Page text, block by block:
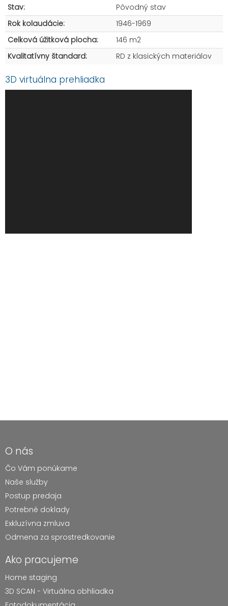
Stav:
Pôvodný stav
Rok kolaudácie:
1946-1969
Celková úžitková plocha:
146 m2
Kvalitatívny štandard:
RD z klasických materiálov
3D virtuálna prehliadka
O nás
Čo Vám ponúkame
Naše služby
Postup predaja
Potrebné doklady
Exkluzívna zmluva
Odmena za sprostredkovanie
Ako pracujeme
Home staging
3D SCAN - Virtuálna obhliadka